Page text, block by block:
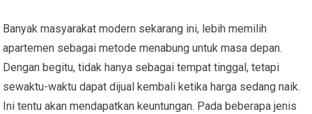
Banyak masyarakat modern sekarang ini, lebih memilih
apartemen sebagai metode menabung untuk masa depan.
Dengan begitu, tidak hanya sebagai tempat tinggal, tetapi
sewaktu-waktu dapat dijual kembali ketika harga sedang naik.
Ini tentu akan mendapatkan keuntungan. Pada beberapa jenis